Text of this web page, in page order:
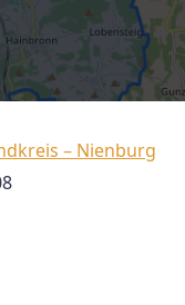
– Nienburg